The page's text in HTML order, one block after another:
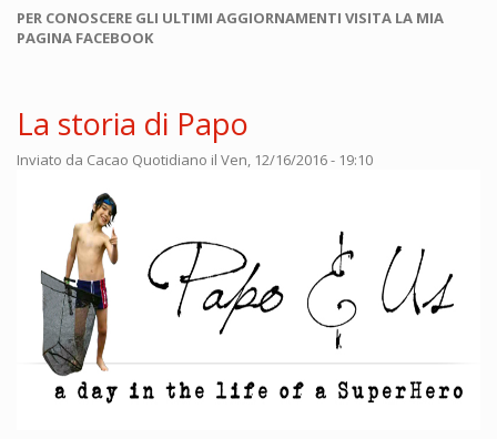
PER CONOSCERE GLI ULTIMI AGGIORNAMENTI VISITA LA MIA
PAGINA FACEBOOK
La storia di Papo
Inviato da Cacao Quotidiano il Ven, 12/16/2016 - 19:10